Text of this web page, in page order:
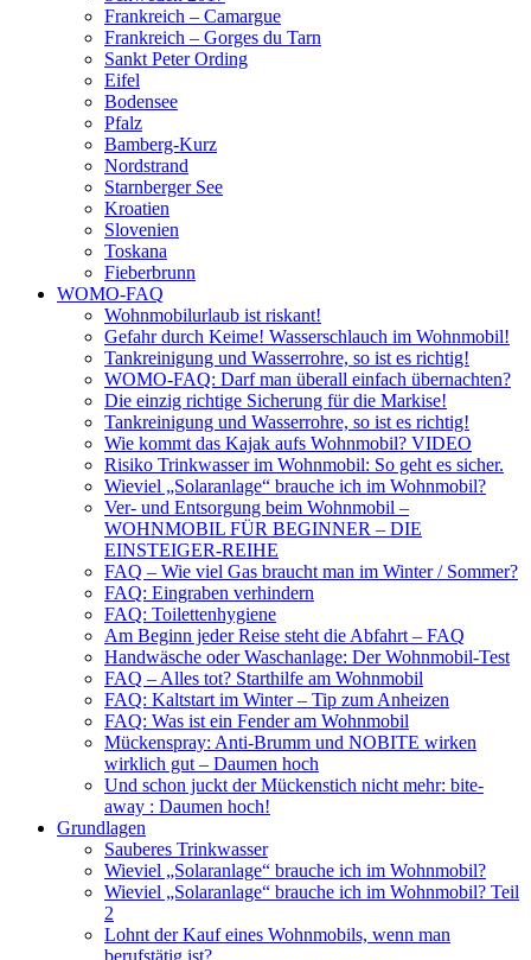
Frankreich – Camargue
Frankreich – Gorges du Tarn
Sankt Peter Ording
Eifel
Bodensee
Pfalz
Bamberg-Kurz
Nordstrand
Starnberger See
Kroatien
Slovenien
Toskana
Fieberbrunn
WOMO-FAQ
Wohnmobilurlaub ist riskant!
Gefahr durch Keime! Wasserschlauch im Wohnmobil!
Tankreinigung und Wasserrohre, so ist es richtig!
WOMO-FAQ: Darf man überall einfach übernachten?
Die einzig richtige Sicherung für die Markise!
Tankreinigung und Wasserrohre, so ist es richtig!
Wie kommt das Kajak aufs Wohnmobil? VIDEO
Risiko Trinkwasser im Wohnmobil: So geht es sicher.
Wieviel „Solaranlage“ brauche ich im Wohnmobil?
Ver- und Entsorgung beim Wohnmobil –
WOHNMOBIL FÜR BEGINNER – DIE
EINSTEIGER-REIHE
FAQ – Wie viel Gas braucht man im Winter / Sommer?
FAQ: Eingraben verhindern
FAQ: Toilettenhygiene
Am Beginn jeder Reise steht die Abfahrt – FAQ
Handwäsche oder Waschanlage: Der Wohnmobil-Test
FAQ – Alles tot? Starthilfe am Wohnmobil
FAQ: Kaltstart im Winter – Tip zum Anheizen
FAQ: Was ist ein Fender am Wohnmobil
Mückenspray: Anti-Brumm und NOBITE wirken
wirklich gut – Daumen hoch
Und schon juckt der Mückenstich nicht mehr: bite-
away : Daumen hoch!
Grundlagen
Sauberes Trinkwasser
Wieviel „Solaranlage“ brauche ich im Wohnmobil?
Wieviel „Solaranlage“ brauche ich im Wohnmobil? Teil
2
Lohnt der Kauf eines Wohnmobils, wenn man
berufstätig ist?